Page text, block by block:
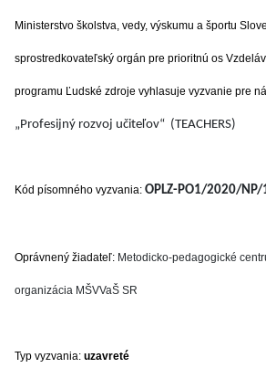
Ministerstvo školstva, vedy, výskumu a športu
sprostredkovateľský orgán pre prioritnú os
programu Ľudské zdroje vyhlasuje vyzvanie pre
„Profesijný rozvoj učiteľov“ (TEACHERS)
Kód písomného vyzvania: OPLZ-PO1/2020/
Oprávnený žiadateľ: Metodicko-pedagogické
organizácia MŠVVaŠ SR
Typ vyzvania: uzavreté